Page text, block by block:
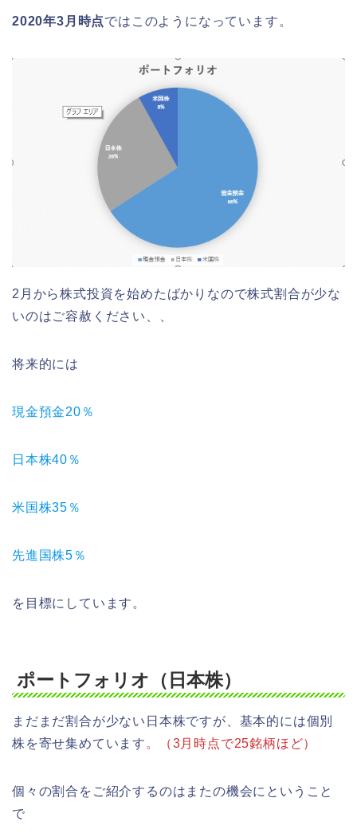
2020年3月時点ではこのようになっています。
2月から株式投資を始めたばかりなので株式割合が少な
いのはご容赦ください、、
将来的には
現金預金20％
日本株40％
米国株35％
先進国株5％
を目標にしています。
ポートフォリオ（日本株）
まだまだ割合が少ない日本株ですが、基本的には個別
株を寄せ集めています 。（3月時点で25銘柄ほど）
個々の割合をご紹介するのはまたの機会にということ
で